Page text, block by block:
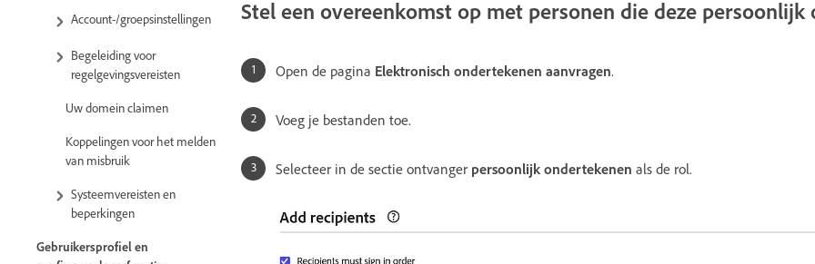
Account-/groepsinstellingen
Begeleiding voor
regelgevingsvereisten
Uw domein claimen
Koppelingen voor het melden
van misbruik
Systeemvereisten en
beperkingen
Gebruikersprofiel en
Stel een overeenkomst op met personen die deze persoonlijk
Open de pagina Elektronisch ondertekenen aanvragen.
Voeg je bestanden toe.
Selecteer in de sectie ontvanger persoonlijk ondertekenen als de rol.